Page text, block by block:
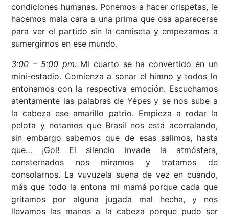
condiciones humanas. Ponemos a hacer crispetas, le
hacemos mala cara a una prima que osa aparecerse
para ver el partido sin la camiseta y empezamos a
sumergirnos en ese mundo.
3:00 – 5:00 pm:Mi cuarto se ha convertido en un
mini-estadio. Comienza a sonar el himno y todos lo
entonamos con la respectiva emoción. Escuchamos
atentamente las palabras de Yépes y se nos sube a
la cabeza ese amarillo patrio. Empieza a rodar la
pelota y notamos que Brasil nos está acorralando,
sin embargo sabemos que de esas salimos, hasta
que… ¡Gol! El silencio invade la atmósfera,
consternados nos miramos y tratamos de
consolarnos. La vuvuzela suena de vez en cuando,
más que todo la entona mi mamá porque cada que
gritamos por alguna jugada mal hecha, y nos
llevamos las manos a la cabeza porque pudo ser